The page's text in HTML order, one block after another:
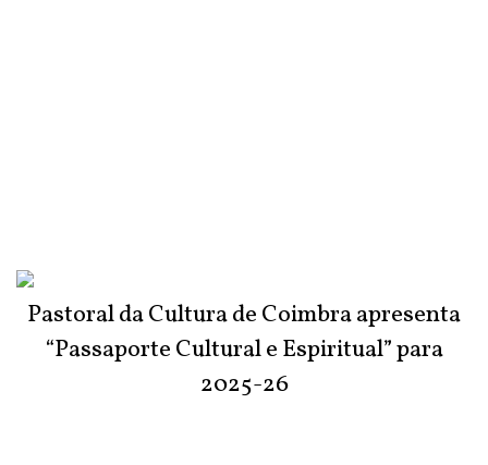
Pastoral da Cultura de Coimbra apresenta
“Passaporte Cultural e Espiritual” para
2025-26